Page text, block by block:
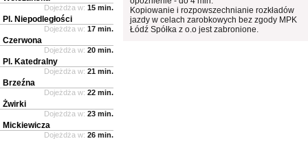
Kopiowanie i rozpowszechnianie rozkładów
jazdy w celach zarobkowych bez zgody MPK
Łódź Spółka z o.o jest zabronione.
Dojeżdża w: 15 min.
Pl. Niepodległości
Dojeżdża w: 17 min.
Czerwona
Dojeżdża w: 20 min.
Pl. Katedralny
Dojeżdża w: 21 min.
Brzeźna
Dojeżdża w: 22 min.
Żwirki
Dojeżdża w: 23 min.
Mickiewicza
Dojeżdża w: 26 min.